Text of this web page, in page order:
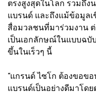
ตรงสูงสุดในโลก รวมถึ
แบรนด์ และถึงแม้ข้อมูลเ
สื่อมวลชนที่มาร่วมงาน
เป็นเอกลักษณ์ในแบบฉบั
ขึ้นในเร็วๆ นี้
“แกรนด์ ไซโก ต้องขอ
แบรนด์เป็นอย่างดีมาโด